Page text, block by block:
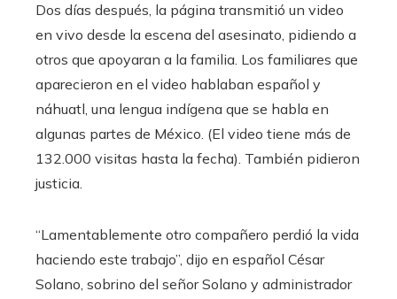
Dos días después, la página transmitió un video
en vivo desde la escena del asesinato, pidiendo a
otros que apoyaran a la familia. Los familiares que
aparecieron en el video hablaban español y
náhuatl, una lengua indígena que se habla en
algunas partes de México. (El video tiene más de
132.000 visitas hasta la fecha). También pidieron
justicia.
“Lamentablemente otro compañero perdió la vida
haciendo este trabajo”, dijo en español César
Solano, sobrino del señor Solano y administrador